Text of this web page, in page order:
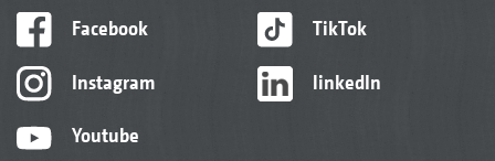
Facebook
Instagram
Youtube
TikTok
linkedIn